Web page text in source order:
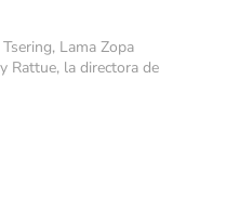
Lama Zopa
Rattue, la directora de